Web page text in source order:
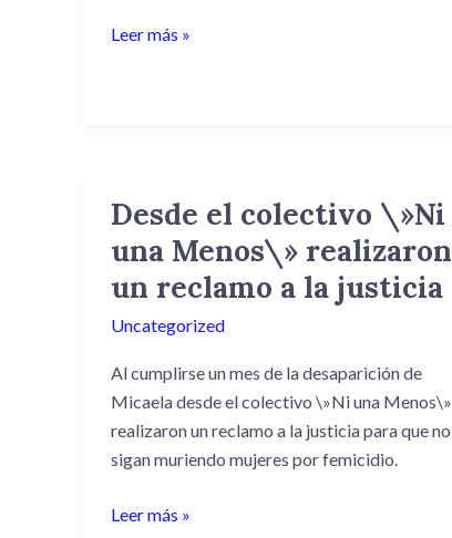
se
Leer más »
Desde el colectivo \»Ni
una Menos\» realizaron
un reclamo a la justicia
Uncategorized
Al cumplirse un mes de la desaparición de
Micaela desde el colectivo \»Ni una Menos\»
realizaron un reclamo a la justicia para que no
sigan muriendo mujeres por femicidio.
Desde
colectivo
\»Ni
una
realizaron
un
reclamo
a
justicia
Leer más »